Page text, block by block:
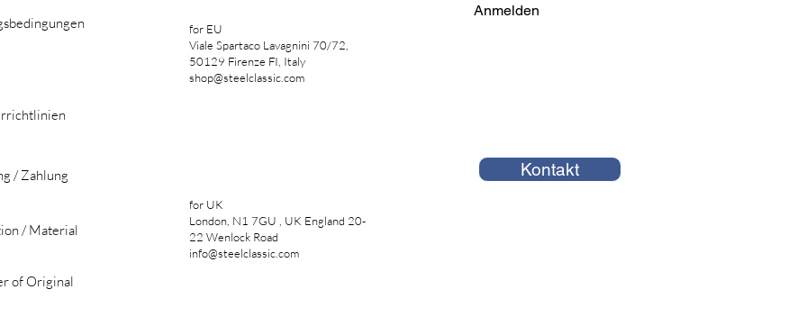
/ Zahlung
/ Material
of Original
for EU
Viale Spartaco Lavagnini 70/72,
50129 Firenze FI, Italy
shop@steelclassic.com
Anmelden
Kontakt
for UK
London, N1 7GU , UK England 20-
22 Wenlock Road
info@steelclassic.com